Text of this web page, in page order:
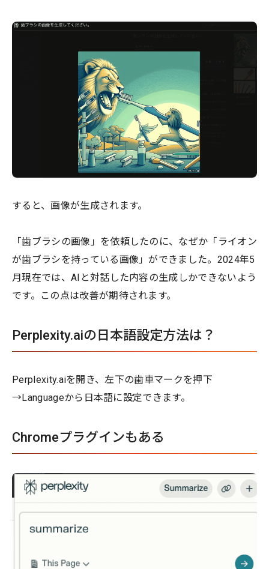
すると、画像が生成されます。
「歯ブラシの画像」を依頼したのに、なぜか「ライオン
が歯ブラシを持っている画像」ができました。2024年5
月現在では、AIと対話した内容の生成しかできないよう
です。この点は改善が期待されます。
Perplexity.aiの日本語設定方法は？
Perplexity.aiを開き、左下の歯車マークを押下
→Languageから日本語に設定できます。
Chromeプラグインもある